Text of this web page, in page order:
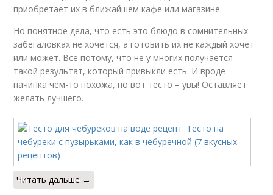
приобретает их в ближайшем кафе или магазине.
Но понятное дела, что есть это блюдо в сомнительных
забегаловках не хочется, а готовить их не каждый хочет
или может. Всё потому, что не у многих получается
такой результат, который привыкли есть. И вроде
начинка чем-то похожа, но вот тесто – увы! Оставляет
желать лучшего.
Читать дальше →